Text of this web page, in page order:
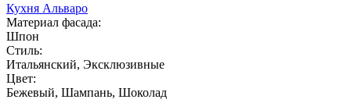
Кухня Альваро
Материал фасада:
Шпон
Стиль:
Итальянский, Эксклюзивные
Цвет:
Бежевый, Шампань, Шоколад